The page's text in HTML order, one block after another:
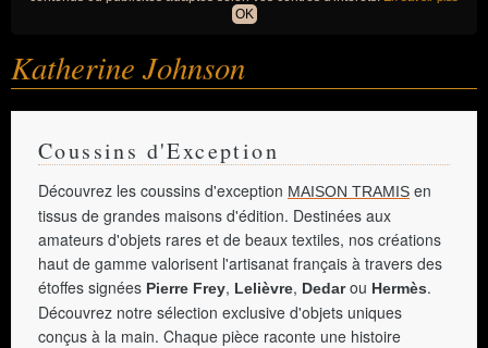
OK
Katherine Johnson
Coussins d'Exception
Découvrez les coussins d'exception MAISON TRAMIS en
tissus de grandes maisons d'édition. Destinées aux
amateurs d'objets rares et de beaux textiles, nos créations
haut de gamme valorisent l'artisanat français à travers des
étoffes signées Pierre Frey, Lelièvre, Dedarou Hermès.
Découvrez notre sélection exclusive d'objets uniques
conçus à la main. Chaque pièce raconte une histoire